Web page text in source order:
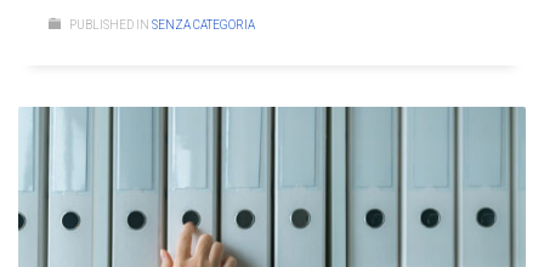
PUBLISHED IN SENZA CATEGORIA